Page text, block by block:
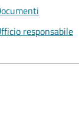
responsabile